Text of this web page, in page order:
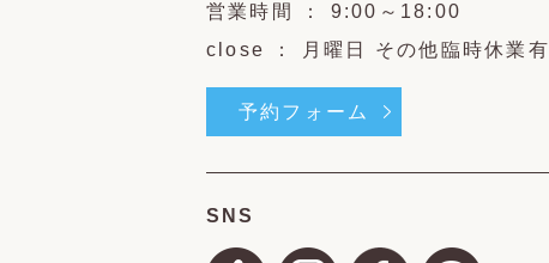
営業時間 ： 9:00～18:00
close ： 月曜日 その他臨時休業有
予約フォーム
SNS